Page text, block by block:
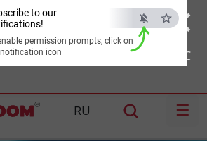
×
ESC
to our
permission prompts, click on
icon
Алматы: Шымкент:29°C
RU ☰